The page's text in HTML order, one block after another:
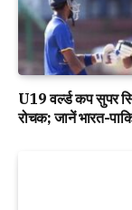
U19 वर्ल्ड कप सुपर
रोचक; जानें भारत-